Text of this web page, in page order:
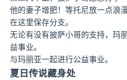
他的妻子增肥！等托尼放一点浪
在这里保存分支。
无论有没有披萨小哥的支持，玛
益事业。
与玛丽亚一起进行公益事业。
夏日传说藏身处